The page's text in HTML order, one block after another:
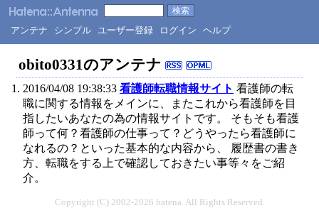
アンテナ シンプル ユーザー登録 ログイン ヘルプ
obito0331のアンテナ
2016/04/08 19:38:33 看護師転職情報サイト 看護師の転
職に関する情報をメインに、またこれから看護師を目
指したいあなたの為の情報サイトです。 そもそも看護
師って何？看護師の仕事って？どうやったら看護師に
なれるの？といった基本的な内容から、 履歴書の書き
方、転職をする上で確認しておきたい事等々をご紹
介。
Copyright (C) 2002-2026 hatena. All Rights Reserved.